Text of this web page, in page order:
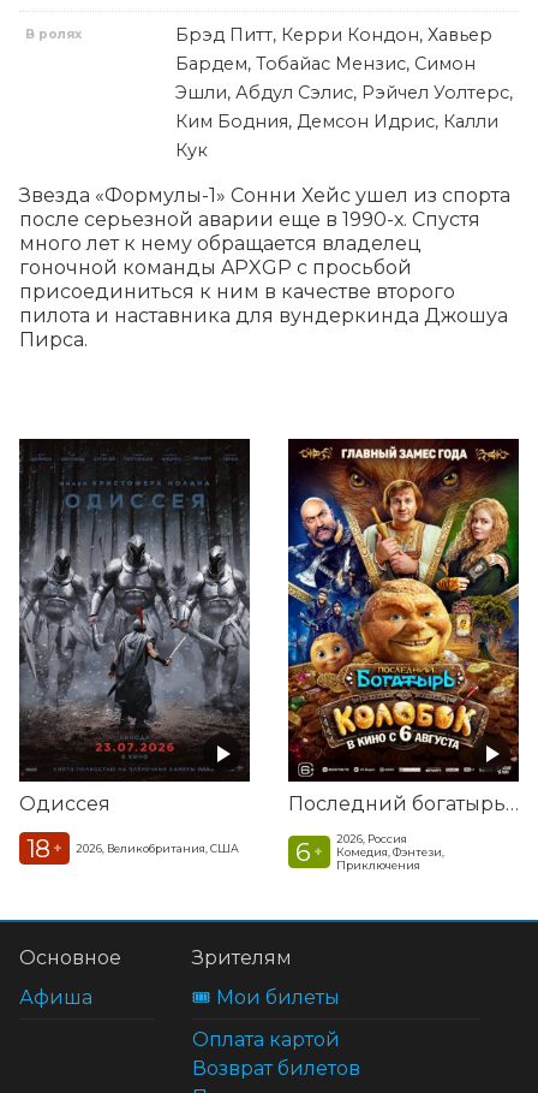
В ролях
Брэд Питт, Керри Кондон, Хавьер
Бардем, Тобайас Мензис, Симон
Эшли, Абдул Сэлис, Рэйчел Уолтерс,
Ким Бодния, Демсон Идрис, Калли
Кук
Звезда «Формулы-1» Сонни Хейс ушел из спорта
после серьезной аварии еще в 1990-х. Спустя
много лет к нему обращается владелец
гоночной команды APXGP с просьбой
присоединиться к ним в качестве второго
пилота и наставника для вундеркинда Джошуа
Пирса.
Одиссея
18 + 2026, Великобритания, США
Последний богатырь. Колобок
6 +
2026, Россия
Комедия, Фэнтези,
Приключения
Основное
Афиша
Зрителям
🎟️ Мои билеты
Оплата картой
Возврат билетов